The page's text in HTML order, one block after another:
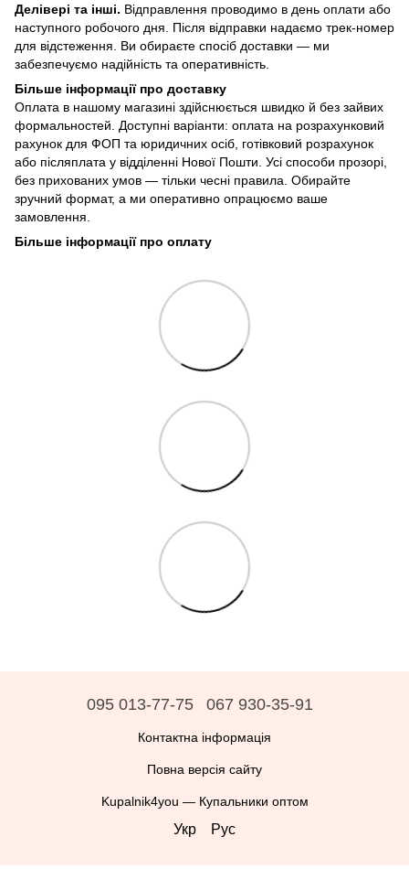
Делівері та інші. Відправлення проводимо в день оплати або
наступного робочого дня. Після відправки надаємо трек-номер
для відстеження. Ви обираєте спосіб доставки — ми
забезпечуємо надійність та оперативність.
Більше інформації про доставку
Оплата в нашому магазині здійснюється швидко й без зайвих
формальностей. Доступні варіанти: оплата на розрахунковий
рахунок для ФОП та юридичних осіб, готівковий розрахунок
або післяплата у відділенні Нової Пошти. Усі способи прозорі,
без прихованих умов — тільки чесні правила. Обирайте
зручний формат, а ми оперативно опрацюємо ваше
замовлення.
Більше інформації про оплату
095 013-77-75 067 930-35-91
Контактна інформація
Повна версія сайту
Kupalnik4you — Купальники оптом
Укр Рус